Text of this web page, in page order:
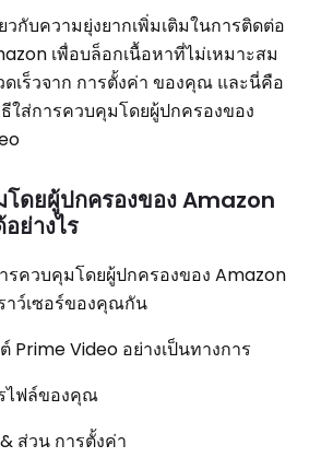
วกับความยุ่งยากเพิ่มเติมในการติดต่อ
เพื่อบล็อกเนื้อหาที่ไม่เหมาะสม
ดเร็วจาก การตั้งค่า ของคุณ และนี่คือ
ธีใส่การควบคุมโดยผู้ปกครองของ
โดยผู้ปกครองของ Amazon
ย่างไร
รควบคุมโดยผู้ปกครองของ Amazon
าว์เซอร์ของคุณกัน
Prime Video อย่างเป็นทางการ
ไฟล์ของคุณ
ส่วน การตั้งค่า